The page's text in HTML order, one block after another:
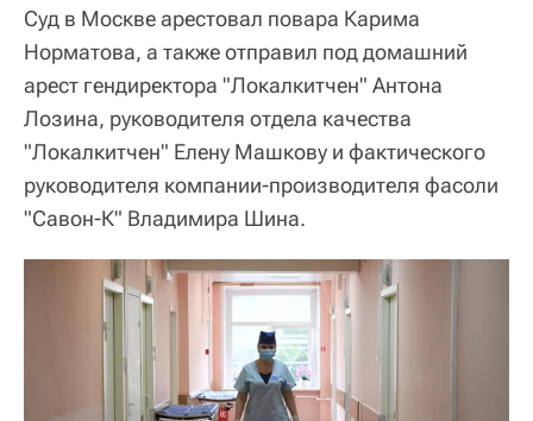
Суд в Москве арестовал повара Карима
Норматова, а также отправил под домашний
арест гендиректора "Локалкитчен" Антона
Лозина, руководителя отдела качества
"Локалкитчен" Елену Машкову и фактического
руководителя компании-производителя фасоли
"Савон-К" Владимира Шина.